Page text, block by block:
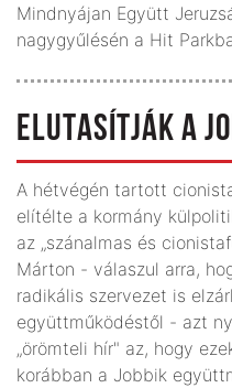
Mindnyájan Együtt
nagygyűlésén a Hit
ELUTASÍTJÁK A
A hétvégén tartott
elítélte a kormány
az „szánalmas és
Márton - válaszul arra,
radikális szervezet is
együttműködéstől - azt
„örömteli hír" az, hogy
korábban a Jobbik